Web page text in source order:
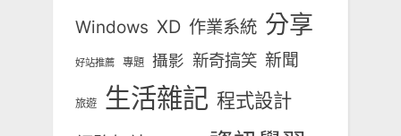
Windows XD 作業系統 分享
好站推薦 專題 攝影 新奇搞笑 新聞
旅遊 生活雜記 程式設計